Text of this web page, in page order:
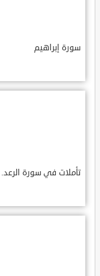
سورة إبراهيم
تأملات في سورة الرعد.